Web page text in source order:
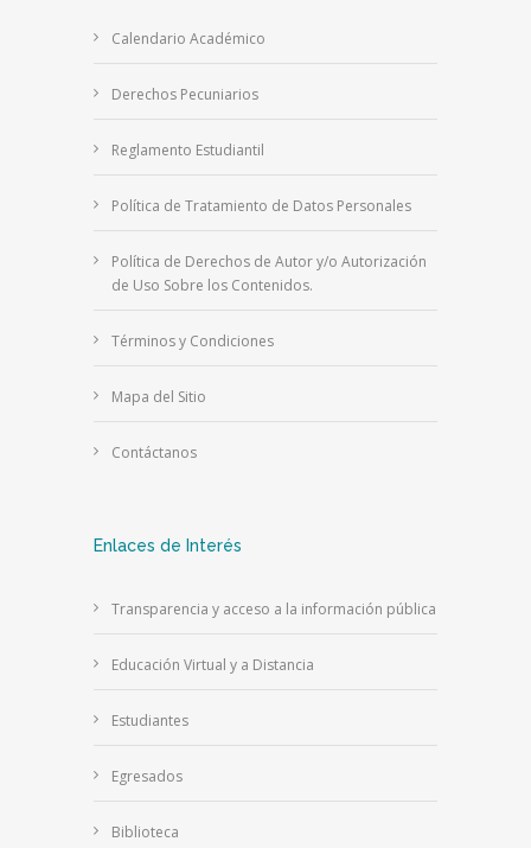
Calendario Académico
Derechos Pecuniarios
Reglamento Estudiantil
Política de Tratamiento de Datos Personales
Política de Derechos de Autor y/o Autorización
de Uso Sobre los Contenidos.
Términos y Condiciones
Mapa del Sitio
Contáctanos
Enlaces de Interés
Transparencia y acceso a la información pública
Educación Virtual y a Distancia
Estudiantes
Egresados
Biblioteca